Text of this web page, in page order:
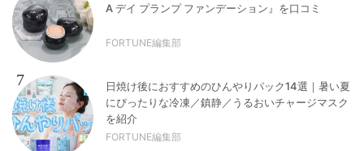
A デイ プランプ ファンデーション』を口コミ
FORTUNE編集部
7
日焼け後におすすめのひんやりパック14選｜暑い夏
にぴったりな冷凍／鎮静／うるおいチャージマスク
を紹介
FORTUNE編集部